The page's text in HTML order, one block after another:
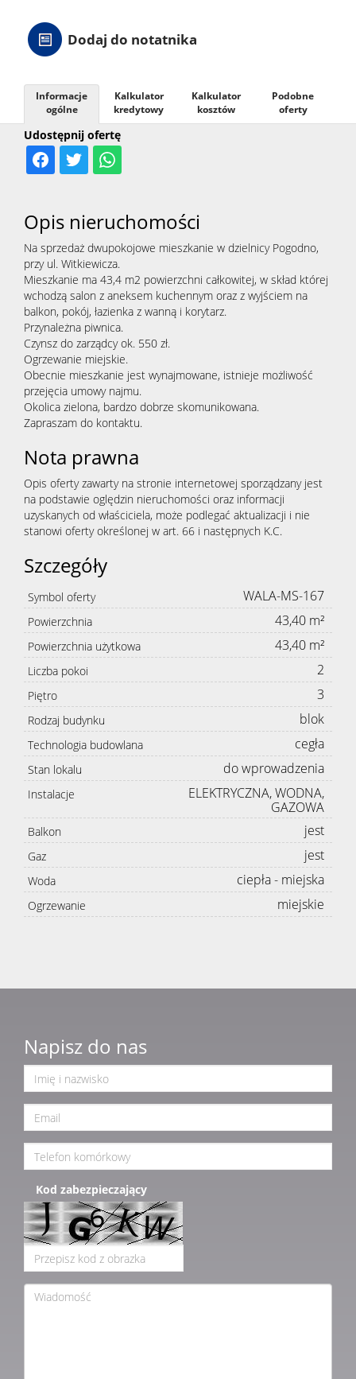
Dodaj do notatnika
Udostępnij ofertę
Informacje
ogólne
Kalkulator
kredytowy
Kalkulator
kosztów
Podobne
oferty
Opis nieruchomości
Na sprzedaż dwupokojowe mieszkanie w dzielnicy Pogodno,
przy ul. Witkiewicza.
Mieszkanie ma 43,4 m2 powierzchni całkowitej, w skład której
wchodzą salon z aneksem kuchennym oraz z wyjściem na
balkon, pokój, łazienka z wanną i korytarz.
Przynależna piwnica.
Czynsz do zarządcy ok. 550 zł.
Ogrzewanie miejskie.
Obecnie mieszkanie jest wynajmowane, istnieje możliwość
przejęcia umowy najmu.
Okolica zielona, bardzo dobrze skomunikowana.
Zapraszam do kontaktu.
Nota prawna
Opis oferty zawarty na stronie internetowej sporządzany jest
na podstawie oględzin nieruchomości oraz informacji
uzyskanych od właściciela, może podlegać aktualizacji i nie
stanowi oferty określonej w art. 66 i następnych K.C.
Szczegóły
Symbol oferty WALA-MS-167
Powierzchnia 43,40 m²
Powierzchnia użytkowa 43,40 m²
Liczba pokoi 2
Piętro 3
Rodzaj budynku blok
Technologia budowlana cegła
Stan lokalu do wprowadzenia
Instalacje
ELEKTRYCZNA, WODNA,
GAZOWA
Balkon jest
Gaz jest
Woda ciepła - miejska
Ogrzewanie miejskie
Napisz do nas
Kod zabezpieczający